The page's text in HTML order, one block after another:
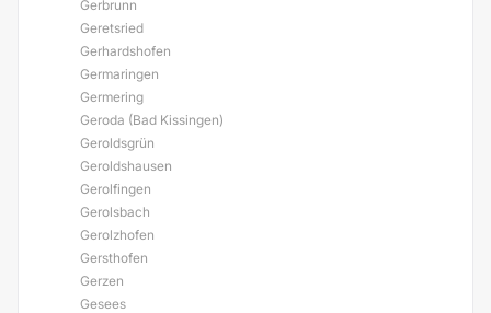
Gerbrunn
Geretsried
Gerhardshofen
Germaringen
Germering
Geroda (Bad Kissingen)
Geroldsgrün
Geroldshausen
Gerolfingen
Gerolsbach
Gerolzhofen
Gersthofen
Gerzen
Gesees